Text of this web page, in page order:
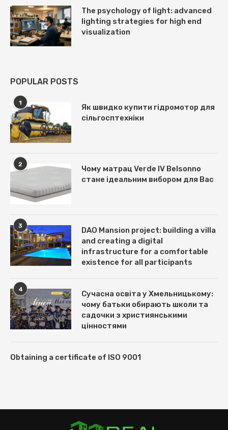
The psychology of light: advanced
lighting strategies for high end
visualization
POPULAR POSTS
1
Як швидко купити гідромотор для
сільгосптехніки
2
Чому матрац Verde IV Belsonno
стане ідеальним вибором для Вас
3
DAO Mansion project: building a villa
and creating a digital
infrastructure for a comfortable
existence for all participants
4
Сучасна освіта у Хмельницькому:
чому батьки обирають школи та
садочки з християнськими
цінностями
Obtaining a certificate of ISO 9001